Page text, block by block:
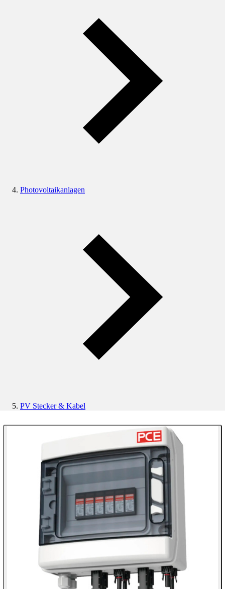
Photovoltaikanlagen
PV Stecker & Kabel